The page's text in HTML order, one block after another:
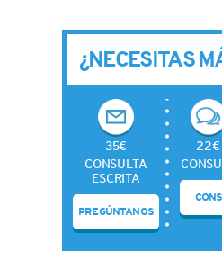
¿NECESITAS
35€
CONSULTA
ESCRITA
PREGÚNTANOS
22€